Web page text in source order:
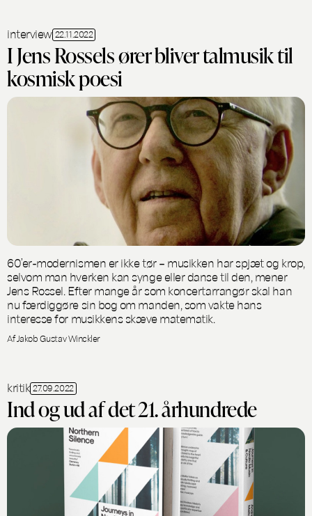
interview 22.11.2022
I Jens Rossels ører bliver talmusik til
kosmisk poesi
60’er-modernismen er ikke tør – musikken har spjæt og krop,
selvom man hverken kan synge eller danse til den, mener
Jens Rossel. Efter mange år som koncertarrangør skal han
nu færdiggøre sin bog om manden, som vakte hans
interesse for musikkens skæve matematik.
Af Jakob Gustav Winckler
kritik 27.09.2022
Ind og ud af det 21. århundrede